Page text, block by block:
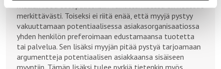
median rooli ostopäätöksiin vaikuttamisessa on noussut
merkittävästi. Toiseksi ei riitä enää, että myyjä pystyy
vakuuttamaan potentiaalisessa asiakasorganisaatiossa
yhden henkilön preferoimaan edustamaansa tuotetta
tai palvelua. Sen lisäksi myyjän pitää pystyä tarjoamaan
argumentteja potentiaalisen asiakkaansa sisäiseen